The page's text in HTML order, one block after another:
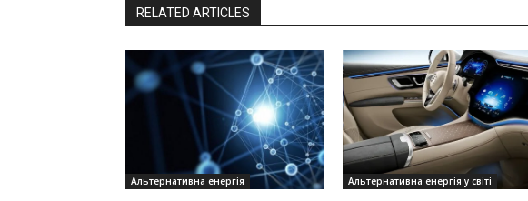
RELATED ARTICLES
Альтернативна енергія Альтернативна енергія у світі